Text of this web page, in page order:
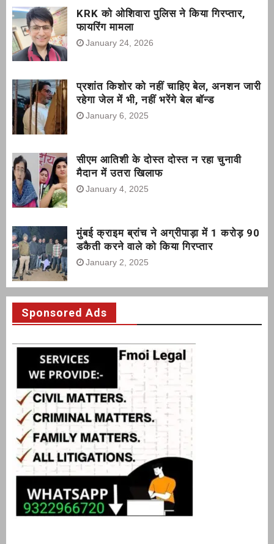
KRK को ओशिवारा पुलिस ने किया गिरप्तार,
फायरिंग मामला
January 24, 2026
प्रशांत किशोर को नहीं चाहिए बेल, अनशन जारी
रहेगा जेल में भी, नहीं भरेंगे बेल बॉन्ड
January 6, 2025
सीएम आतिशी के दोस्त दोस्त न रहा चुनावी
मैदान में उतरा खिलाफ
January 4, 2025
मुंबई क्राइम ब्रांच ने अग्रीपाड़ा में 1 करोड़ 90
डकैती करने वाले को किया गिरप्तार
January 2, 2025
Sponsored Ads